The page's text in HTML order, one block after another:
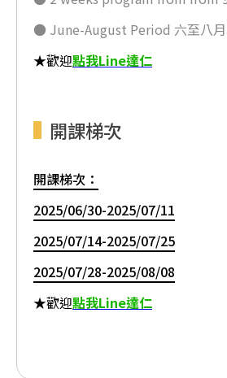
● June-August Period 六至八月
★歡迎點我Line達仁
開課梯次
開課梯次：
2025/06/30-2025/07/11
2025/07/14-2025/07/25
2025/07/28-2025/08/08
★歡迎點我Line達仁